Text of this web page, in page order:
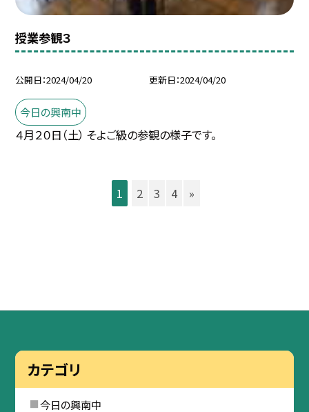
授業参観３
公開日 2024/04/20 更新日 2024/04/20
今日の興南中
４月２０日（土） そよご級の参観の様子です。
1 2 3 4 »
カテゴリ
今日の興南中